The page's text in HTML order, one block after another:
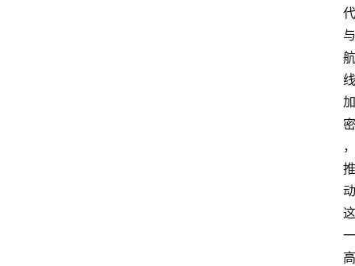
代
与
航
线
加
密
，
推
动
这
一
高